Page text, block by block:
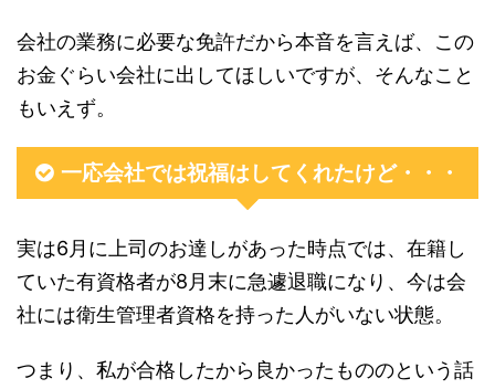
会社の業務に必要な免許だから本音を言えば、この
お金ぐらい会社に出してほしいですが、そんなこと
もいえず。
一応会社では祝福はしてくれたけど・・・
実は6月に上司のお達しがあった時点では、在籍し
ていた有資格者が8月末に急遽退職になり、今は会
社には衛生管理者資格を持った人がいない状態。
つまり、私が合格したから良かったもののという話